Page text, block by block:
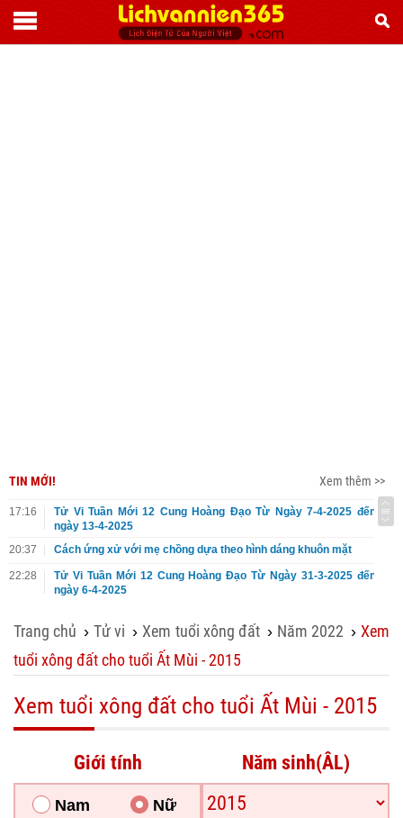
TIN MỚI! Xem thêm >>
17:16
Tử Vi Tuần Mới 12 Cung Hoàng Đạo Từ Ngày 7-4-2025 đến
ngày 13-4-2025
20:37
Cách ứng xử với mẹ chồng dựa theo hình dáng khuôn mặt
22:28
Tử Vi Tuần Mới 12 Cung Hoàng Đạo Từ Ngày 31-3-2025 đến
ngày 6-4-2025
Trang chủ ›Tử vi ›Xem tuổi xông đất › Năm 2022 ›Xem
tuổi xông đất cho tuổi Ất Mùi - 2015
Xem tuổi xông đất cho tuổi Ất Mùi - 2015
Giới tính
Nam Nữ
Năm sinh(ÂL)